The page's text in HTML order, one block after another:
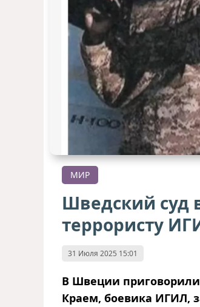
МИР
Шведский суд
террористу
31 Июля 2025 15:01
В Швеции
Краем, боевика ИГИЛ,